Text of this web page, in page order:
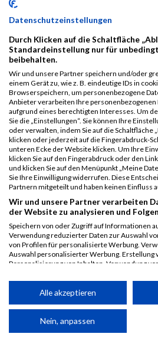
Datenschutzeinstellungen
Durch Klicken auf die Schaltfläche
Standardeinstellung nur für
beibehalten.
Wir und unsere Partner speichern und/oder
einem Gerät zu, wie z. B. eindeutige IDs in
Browserspeichern, um personenbezogene
Anbieter verarbeiten Ihre
aufgrund eines berechtigten Interesses. Um
Sie die „Einstellungen“. Sie können Ihre
oder verwalten, indem Sie auf die Schaltfläche
klicken oder jederzeit auf die Fingerabdruck-
unteren Ecke der Website klicken. Um Ihre
klicken Sie auf den Fingerabdruck oder den
und klicken Sie auf den Menüpunkt „Meine
Sie Ihre Einwilligung widerrufen. Diese
Partnern mitgeteilt und haben keinen Einfluss
Wir und unsere Partner verarbeiten
der Website zu analysieren und
Speichern von oder Zugriff auf Informationen
Verwendung reduzierter Daten zur Auswahl
von Profilen für personalisierte Werbung.
Auswahl personalisierter Werbung. Erstellung
Personalisierung von Inhalten. Verwendung
Performance von Inhalten. Analyse von
Kombinationen von Daten aus verschiedenen
von Inhalten.
Daten können außerhalb der Europäischen
Alle akzeptieren
Nein, anpassen